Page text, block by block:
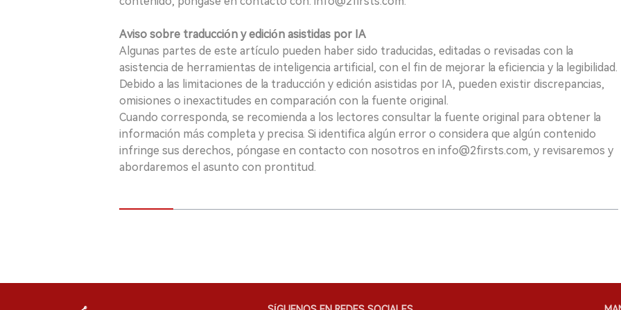
Aviso sobre traducción y edición asistidas por IA
Algunas partes de este artículo pueden haber sido traducidas, editadas o revisadas con la
asistencia de herramientas de inteligencia artificial, con el fin de mejorar la eficiencia y la legibilidad.
Debido a las limitaciones de la traducción y edición asistidas por IA, pueden existir discrepancias,
omisiones o inexactitudes en comparación con la fuente original.
Cuando corresponda, se recomienda a los lectores consultar la fuente original para obtener la
información más completa y precisa. Si identifica algún error o considera que algún contenido
infringe sus derechos, póngase en contacto con nosotros en info@2firsts.com, y revisaremos y
abordaremos el asunto con prontitud.